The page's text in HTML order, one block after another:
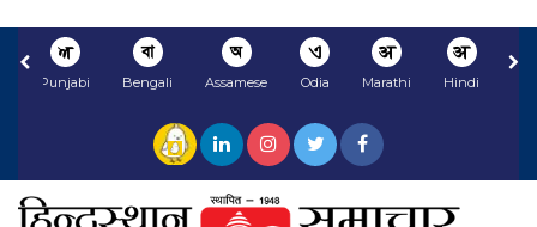
अ
Hindi
अ
Marathi
ଏ
Odia
অ
Assamese
বা
Bengali
ਅ
Punjabi